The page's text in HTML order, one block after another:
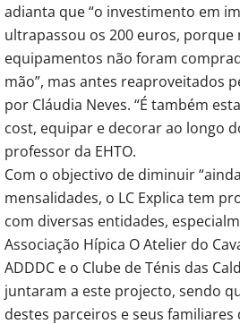
adianta que “o investimento em
ultrapassou os 200 euros, porque
equipamentos não foram
mão”, mas antes reaproveitados
por Cláudia Neves. “É também
cost, equipar e decorar ao longo
professor da EHTO.
Com o objectivo de diminuir
mensalidades, o LC Explica tem
com diversas entidades,
Associação Hípica O Atelier do
ADDDC e o Clube de Ténis das
juntaram a este projecto, sendo
destes parceiros e seus